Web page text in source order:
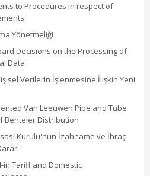
to Procedures in respect of
Yönetmeliği
Decisions on the Processing of
Data
Verilerin İşlenmesine İlişkin Yeni
Van Leeuwen Pipe and Tube
Benteler Distribution
Kurulu'nun İzahname ve İhraç
in Tariff and Domestic